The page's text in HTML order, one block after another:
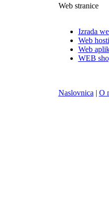
Web stranice
Izrada
Web
Web
WEB
Naslovnica | O